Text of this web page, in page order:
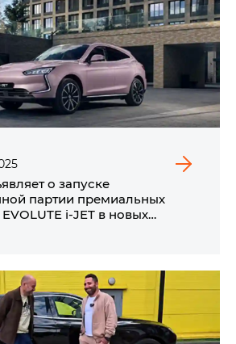
о запуске
партии премиальных
i‑JET в новых